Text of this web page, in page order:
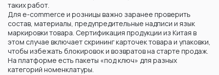
таких работ.
Для e-commerce и розницы важно заранее проверить
состав, материалы, предупредительные надписи и язык
маркировки товара. Сертификация продукции из Китая в
этом случае включает скрининг карточек товара и упаковки,
чтобы избежать блокировок и возвратов на старте продаж.
На платформе есть пакеты «под ключ» для разных
категорий номенклатуры.